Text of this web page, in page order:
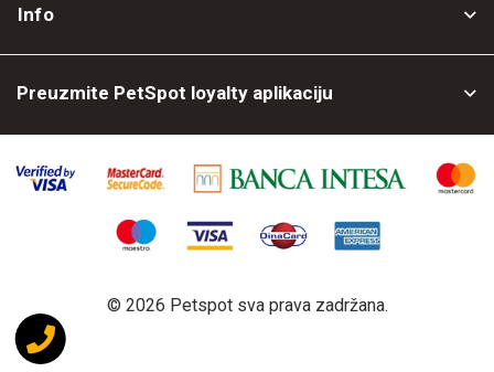
Info
Preuzmite PetSpot loyalty aplikaciju
© 2026 Petspot sva prava zadržana.